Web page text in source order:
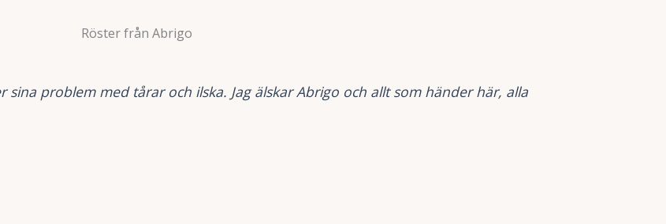
Röster från Abrigo
sina problem med tårar och ilska. Jag älskar Abrigo och allt som händer här, alla